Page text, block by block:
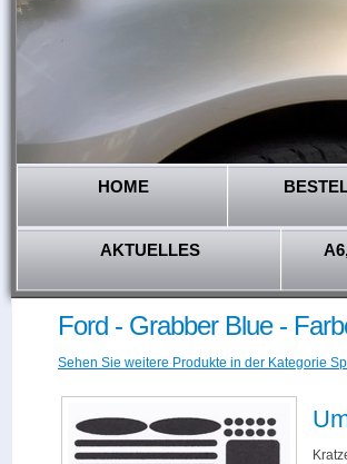
HOME
AKTUELLES
Ford - Grabber Blue -
Sehen Sie weitere Produkte in der Kategorie